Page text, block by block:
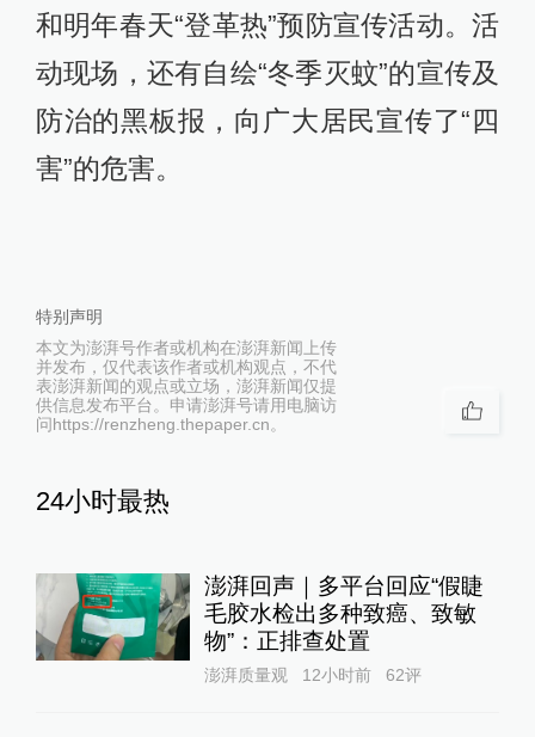
和明年春天“登革热”预防宣传活动。活
动现场，还有自绘“冬季灭蚊”的宣传及
防治的黑板报，向广大居民宣传了“四
害”的危害。
特别声明
本文为澎湃号作者或机构在澎湃新闻上传
并发布，仅代表该作者或机构观点，不代
表澎湃新闻的观点或立场，澎湃新闻仅提
供信息发布平台。申请澎湃号请用电脑访
问https://renzheng.thepaper.cn。
24小时最热
澎湃回声｜多平台回应“假睫
毛胶水检出多种致癌、致敏
物”：正排查处置
澎湃质量观 12小时前 62评